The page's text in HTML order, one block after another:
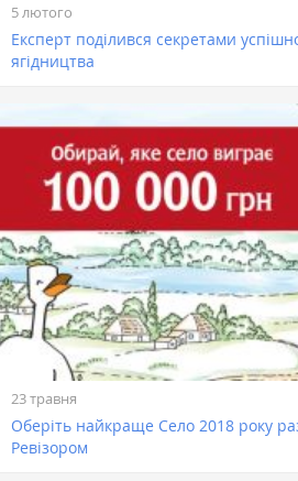
5 лютого
Експерт поділився секретами
ягідництва
23 травня
Оберіть найкраще Село 2018 року
Ревізором